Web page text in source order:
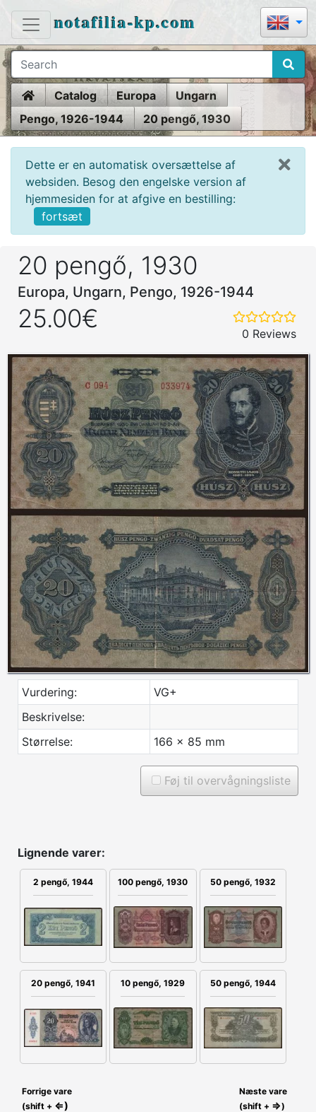
notafilia-kp.com
HomeCatalog Europa
Ungarn
Pengo, 1926-1944
20 pengő, 1930
Dette er en automatisk oversættelse af
websiden. Besog den engelske version af
hjemmesiden for at afgive en bestilling:
fortsæt
20 pengő, 1930
Europa, Ungarn, Pengo, 1926-1944
25.00€
0 Reviews
Vurdering:
VG+
Beskrivelse:
Størrelse:
166 x 85 mm
Føj til overvågningsliste
Lignende varer:
2 pengő, 1944 100 pengő, 1930 50 pengő, 1932
20 pengő, 1941 10 pengő, 1929 50 pengő, 1944
Forrige vare
(shift + ⇐)
Næste vare
(shift + ⇒)